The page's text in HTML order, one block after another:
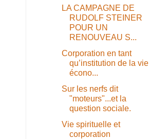
LA CAMPAGNE DE
RUDOLF STEINER
POUR UN
RENOUVEAU S...
Corporation en tant
qu’institution de la vie
écono...
Sur les nerfs dit
"moteurs"...et la
question sociale.
Vie spirituelle et
corporation